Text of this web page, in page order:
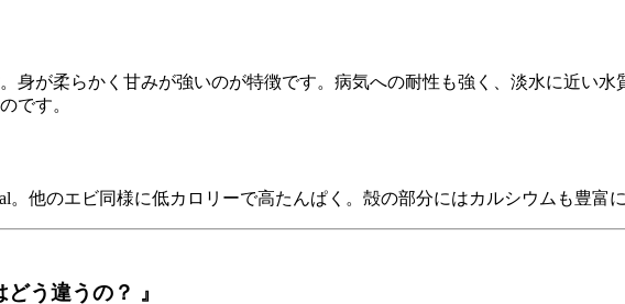
身が柔らかく甘みが強いのが特徴です。病気への耐性も強く、淡水に近い
です。
。他のエビ同様に低カロリーで高たんぱく。殻の部分にはカルシウムも豊富
う違うの？ 』